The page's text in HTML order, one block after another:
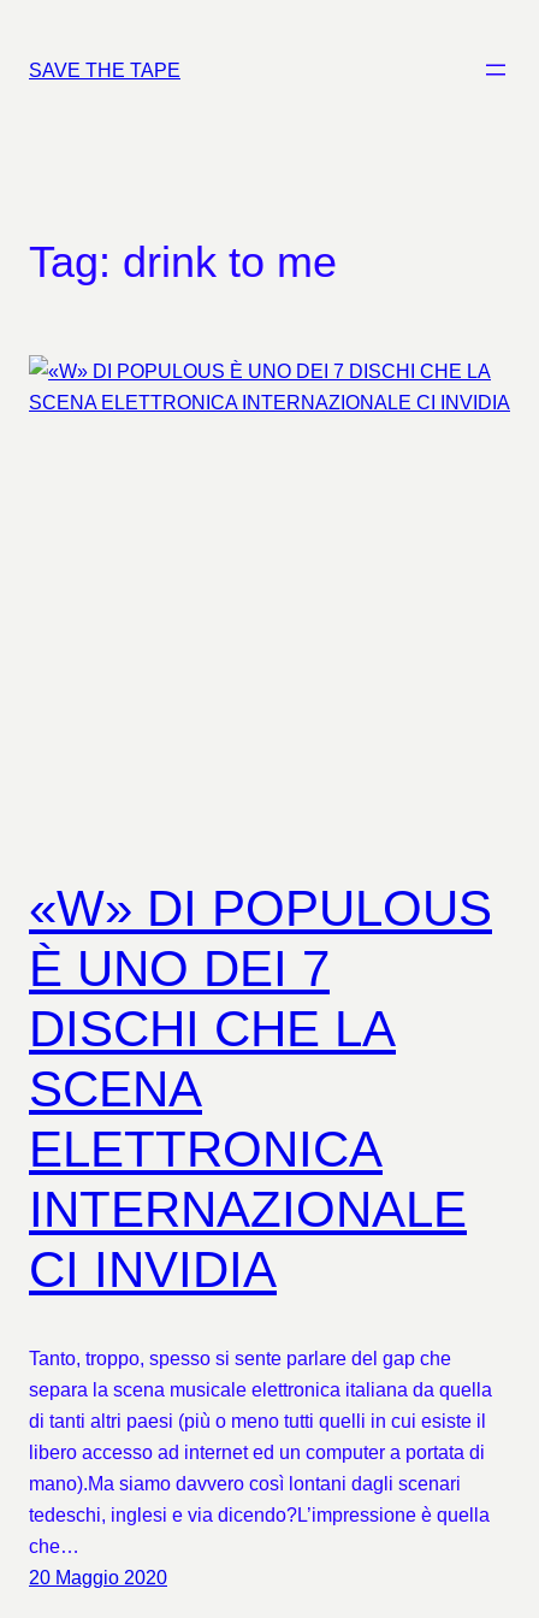
contenuto
SAVE THE TAPE
Tag: drink to me
«W» DI POPULOUS
È UNO DEI 7
DISCHI CHE LA
SCENA
ELETTRONICA
INTERNAZIONALE
CI INVIDIA
Tanto, troppo, spesso si sente parlare del gap che
separa la scena musicale elettronica italiana da quella
di tanti altri paesi (più o meno tutti quelli in cui esiste il
libero accesso ad internet ed un computer a portata di
mano).Ma siamo davvero così lontani dagli scenari
tedeschi, inglesi e via dicendo?L’impressione è quella
che…
20 Maggio 2020